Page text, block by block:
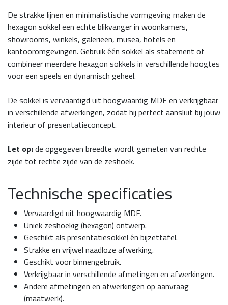
De strakke lijnen en minimalistische vormgeving maken de
hexagon sokkel een echte blikvanger in woonkamers,
showrooms, winkels, galerieën, musea, hotels en
kantooromgevingen. Gebruik één sokkel als statement of
combineer meerdere hexagon sokkels in verschillende hoogtes
voor een speels en dynamisch geheel.
De sokkel is vervaardigd uit hoogwaardig MDF en verkrijgbaar
in verschillende afwerkingen, zodat hij perfect aansluit bij jouw
interieur of presentatieconcept.
Let op:de opgegeven breedte wordt gemeten van rechte
zijde tot rechte zijde van de zeshoek.
Technische specificaties
Vervaardigd uit hoogwaardig MDF.
Uniek zeshoekig (hexagon) ontwerp.
Geschikt als presentatiesokkel én bijzettafel.
Strakke en vrijwel naadloze afwerking.
Geschikt voor binnengebruik.
Verkrijgbaar in verschillende afmetingen en afwerkingen.
Andere afmetingen en afwerkingen op aanvraag
(maatwerk).